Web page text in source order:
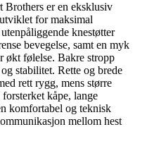
Brothers er en eksklusiv
for maksimal
knestøtter
bevegelse, samt en myk
økt følelse. Bakre stropp
stabilitet. Rette og brede
rett rygg, mens større
kåpe, lange
komfortabel og teknisk
mellom hest